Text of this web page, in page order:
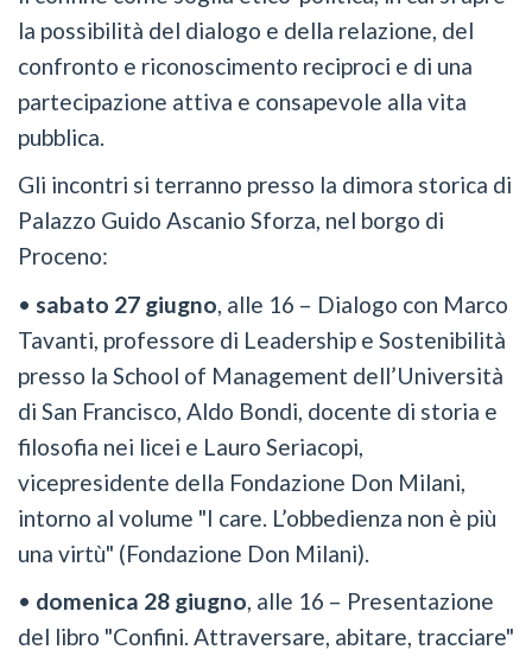
la possibilità del dialogo e della relazione, del
confronto e riconoscimento reciproci e di una
partecipazione attiva e consapevole alla vita
pubblica.
Gli incontri si terranno presso la dimora storica di
Palazzo Guido Ascanio Sforza, nel borgo di
Proceno:
• sabato 27 giugno, alle 16 – Dialogo con Marco
Tavanti, professore di Leadership e Sostenibilità
presso la School of Management dell’Università
di San Francisco, Aldo Bondi, docente di storia e
filosofia nei licei e Lauro Seriacopi,
vicepresidente della Fondazione Don Milani,
intorno al volume "I care. L’obbedienza non è più
una virtù" (Fondazione Don Milani).
• domenica 28 giugno, alle 16 – Presentazione
del libro "Confini. Attraversare, abitare, tracciare"